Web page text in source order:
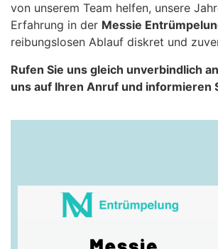
von unserem Team helfen, unsere
Erfahrung in der Messie
reibungslosen Ablauf diskret und
Rufen Sie uns gleich unverbindlich
uns auf Ihren Anruf und informieren